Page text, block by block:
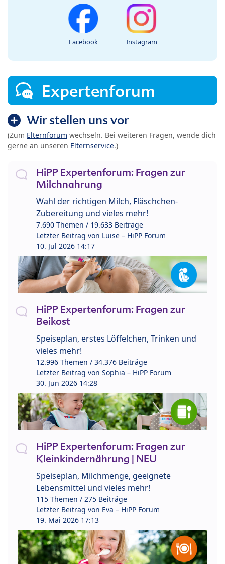
Facebook Instagram
Expertenforum
Wir stellen uns vor
(Zum Elternforum wechseln. Bei weiteren Fragen, wende dich
gerne an unseren Elternservice.)
HiPP Expertenforum: Fragen zur
Milchnahrung
Wahl der richtigen Milch, Fläschchen-
Zubereitung und vieles mehr!
7.690 Themen / 19.633 Beiträge
Letzter Beitrag von Luise – HiPP Forum
10. Jul 2026 14:17
HiPP Expertenforum: Fragen zur
Beikost
Speiseplan, erstes Löffelchen, Trinken und
vieles mehr!
12.996 Themen / 34.376 Beiträge
Letzter Beitrag von Sophia – HiPP Forum
30. Jun 2026 14:28
HiPP Expertenforum: Fragen zur
Kleinkindernährung | NEU
Speiseplan, Milchmenge, geeignete
Lebensmittel und vieles mehr!
115 Themen / 275 Beiträge
Letzter Beitrag von Eva – HiPP Forum
19. Mai 2026 17:13